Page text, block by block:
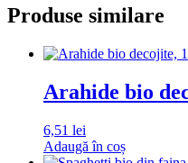
Produse similare
Arahide bio
6,51 lei
Adaugă în coș